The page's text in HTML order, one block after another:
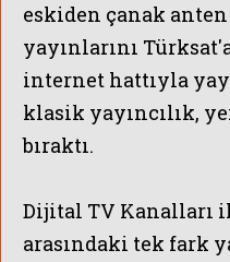
eskiden çanak
yayınlarını
internet hattıyla
klasik yayıncılık,
bıraktı.
Dijital TV Kanalları
arasındaki tek fark